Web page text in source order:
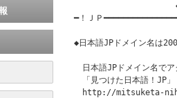
━！ＪＰ
◆日本語JPドメイン名は
日本語JPドメイン名でア
「見つけた日本語！JP」
http://mitsuketa-